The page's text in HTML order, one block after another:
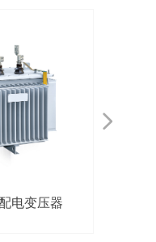
电变压器
넲